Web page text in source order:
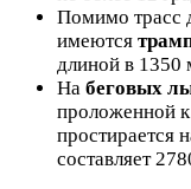
Помимо трасс
имеются
длиной в 1350
На беговых
проложенной
простирается
составляет